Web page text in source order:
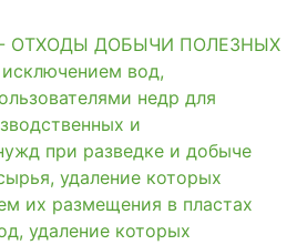
- ОТХОДЫ ДОБЫЧИ ПОЛЕЗНЫХ
вод,
недр для
и
при разведке и добыче
удаление которых
их размещения в пластах
удаление которых